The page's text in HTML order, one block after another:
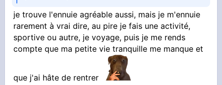
je trouve l'ennuie agréable aussi, mais je m'ennuie
rarement à vrai dire, au pire je fais une activité,
sportive ou autre, je voyage, puis je me rends
compte que ma petite vie tranquille me manque et
que j'ai hâte de rentrer